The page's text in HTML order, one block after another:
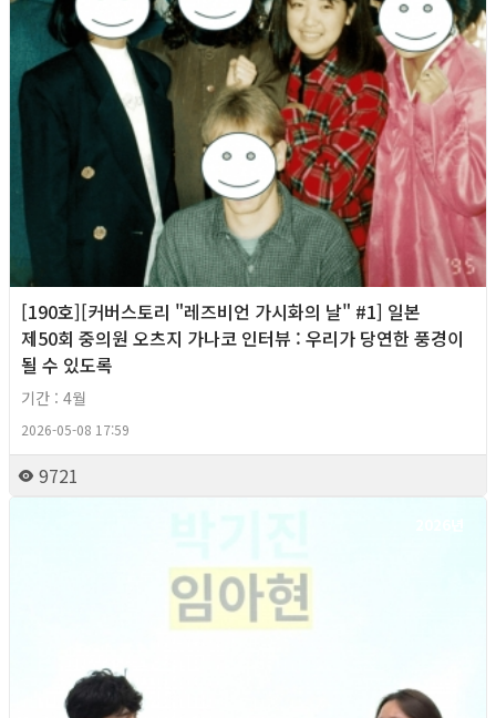
[190호][커버스토리 "레즈비언 가시화의 날" #1] 일본
제50회 중의원 오츠지 가나코 인터뷰 : 우리가 당연한 풍경이
될 수 있도록
기간 : 4월
2026-05-08 17:59
9721